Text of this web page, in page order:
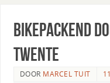
Bikepackend
Twente
DOOR MARCEL TUIT